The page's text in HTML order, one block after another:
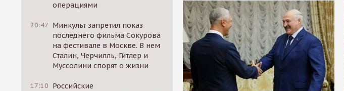
операциями
20:47 Минкульт запретил показ
последнего фильма Сокурова
на фестивале в Москве. В нем
Сталин, Черчилль, Гитлер и
Муссолини спорят о жизни
17:10 Российские